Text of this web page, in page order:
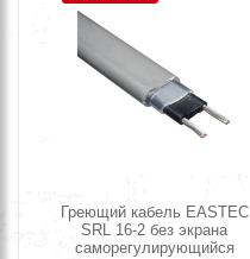
Греющий кабель EASTEC
SRL 16-2 без экрана
саморегулирующийся